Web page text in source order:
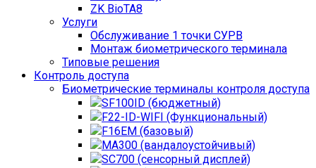
ZK BioTA8
Услуги
Обслуживание 1 точки СУРВ
Монтаж биометрического терминала
Типовые решения
Контроль доступа
Биометрические терминалы контроля доступа
SF100ID (бюджетный)
F22-ID-WIFI (Функциональный)
F16EM (базовый)
MA300 (вандалоустойчивый)
SC700 (сенсорный дисплей)